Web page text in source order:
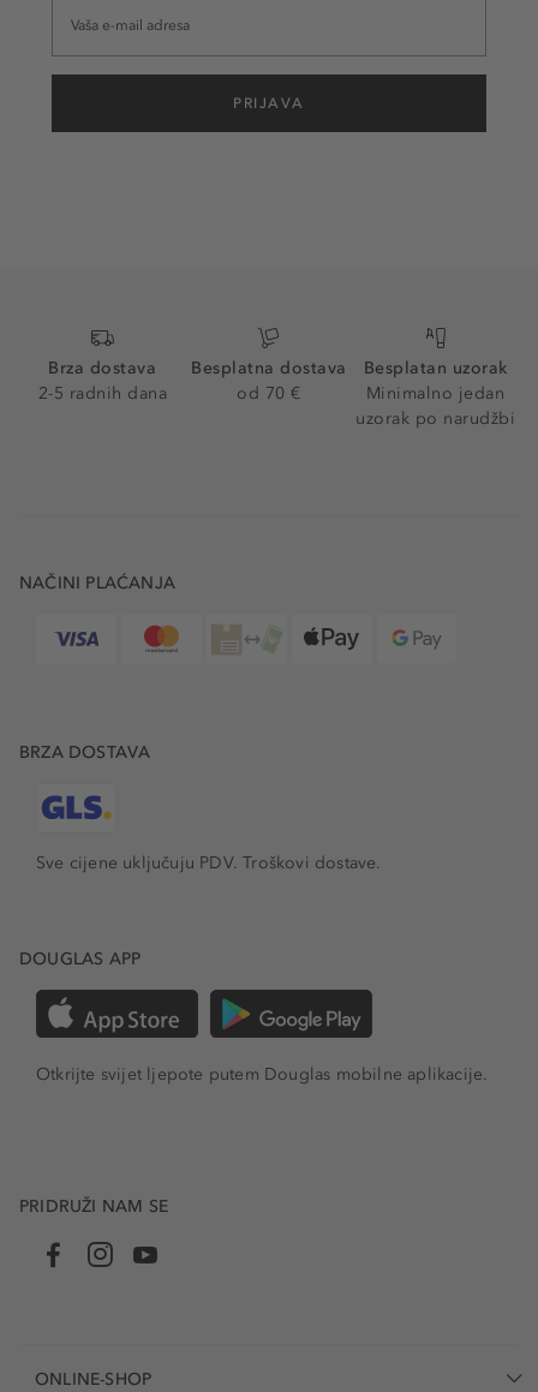
PRIJAVA
Brza dostava
2-5 radnih dana
Besplatna dostava
od 70 €
Besplatan uzorak
Minimalno jedan
uzorak po narudžbi
NAČINI PLAĆANJA
BRZA DOSTAVA
Sve cijene uključuju PDV.Troškovi dostave.
DOUGLAS APP
Otkrijte svijet ljepote putem Douglas mobilne aplikacije.
PRIDRUŽI NAM SE
ONLINE-SHOP